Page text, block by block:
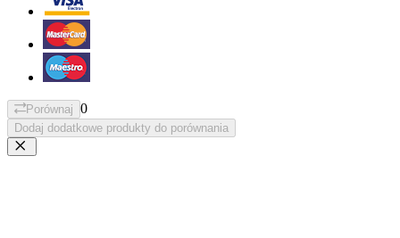
Porównaj 0
Dodaj dodatkowe produkty do porównania